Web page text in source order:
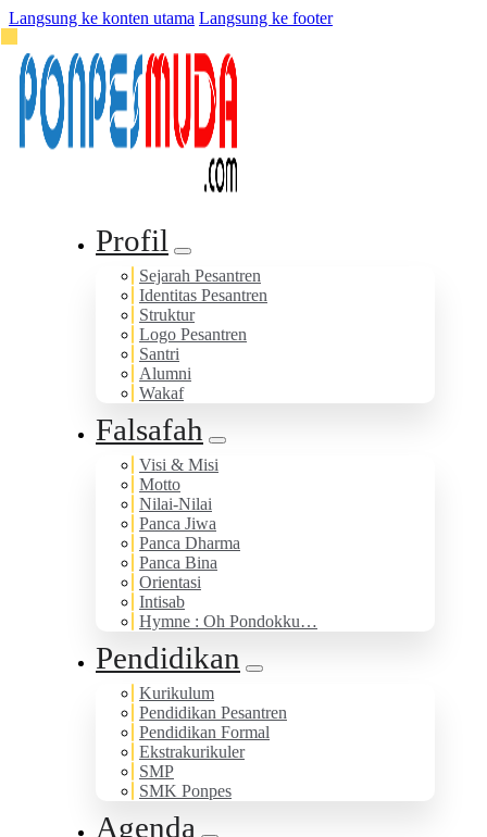
Langsung ke konten utama Langsung ke footer
Profil
Sejarah Pesantren
Identitas Pesantren
Struktur
Logo Pesantren
Santri
Alumni
Wakaf
Falsafah
Visi & Misi
Motto
Nilai-Nilai
Panca Jiwa
Panca Dharma
Panca Bina
Orientasi
Intisab
Hymne : Oh Pondokku…
Pendidikan
Kurikulum
Pendidikan Pesantren
Pendidikan Formal
Ekstrakurikuler
SMP
SMK Ponpes
Agenda